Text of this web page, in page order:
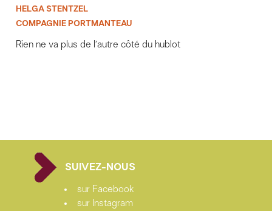
HELGA STENTZEL
COMPAGNIE PORTMANTEAU
Rien ne va plus de l’autre côté du hublot
SUIVEZ-NOUS
sur Facebook
sur Instagram